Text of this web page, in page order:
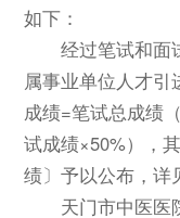
如下：
经过笔试和面
属事业单位人才
成绩=笔试总成绩
试成绩×50%），
绩〕予以公布，详
天门市中医医